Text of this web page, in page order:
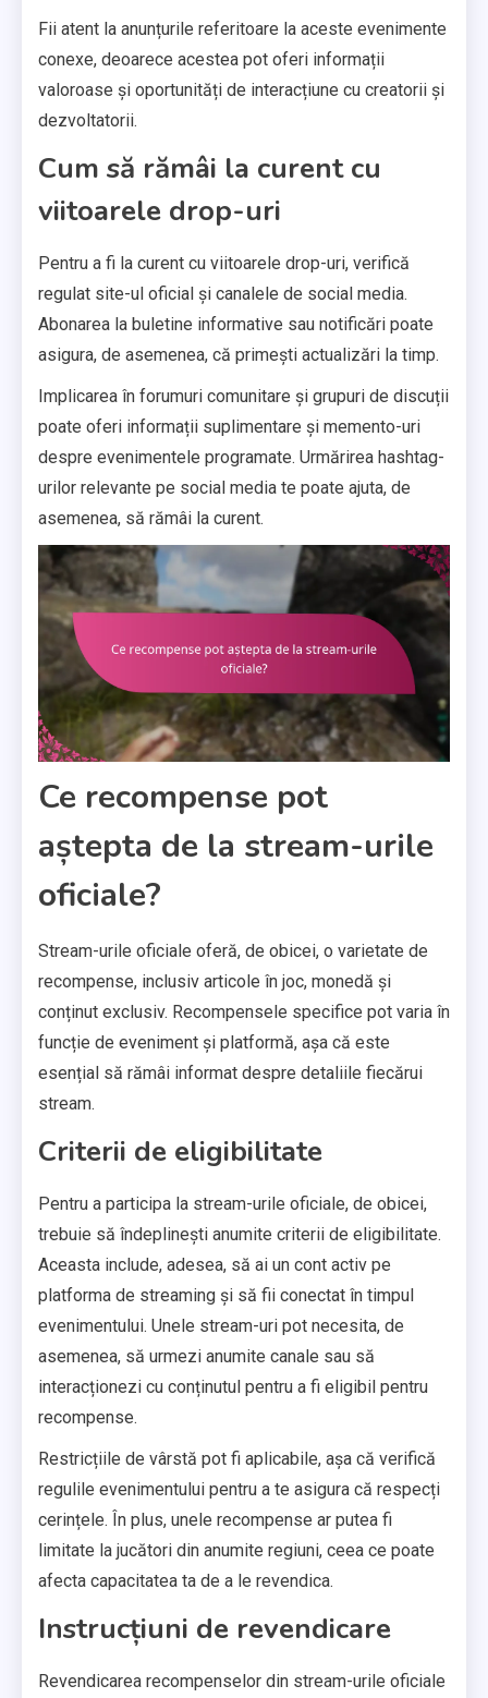
Fii atent la anunțurile referitoare la aceste evenimente
conexe, deoarece acestea pot oferi informații
valoroase și oportunități de interacțiune cu creatorii și
dezvoltatorii.
Cum să rămâi la curent cu
viitoarele drop-uri
Pentru a fi la curent cu viitoarele drop-uri, verifică
regulat site-ul oficial și canalele de social media.
Abonarea la buletine informative sau notificări poate
asigura, de asemenea, că primești actualizări la timp.
Implicarea în forumuri comunitare și grupuri de discuții
poate oferi informații suplimentare și memento-uri
despre evenimentele programate. Urmărirea hashtag-
urilor relevante pe social media te poate ajuta, de
asemenea, să rămâi la curent.
Ce recompense pot
aștepta de la stream-urile
oficiale?
Stream-urile oficiale oferă, de obicei, o varietate de
recompense, inclusiv articole în joc, monedă și
conținut exclusiv. Recompensele specifice pot varia în
funcție de eveniment și platformă, așa că este
esențial să rămâi informat despre detaliile fiecărui
stream.
Criterii de eligibilitate
Pentru a participa la stream-urile oficiale, de obicei,
trebuie să îndeplinești anumite criterii de eligibilitate.
Aceasta include, adesea, să ai un cont activ pe
platforma de streaming și să fii conectat în timpul
evenimentului. Unele stream-uri pot necesita, de
asemenea, să urmezi anumite canale sau să
interacționezi cu conținutul pentru a fi eligibil pentru
recompense.
Restricțiile de vârstă pot fi aplicabile, așa că verifică
regulile evenimentului pentru a te asigura că respecți
cerințele. În plus, unele recompense ar putea fi
limitate la jucători din anumite regiuni, ceea ce poate
afecta capacitatea ta de a le revendica.
Instrucțiuni de revendicare
Revendicarea recompenselor din stream-urile oficiale